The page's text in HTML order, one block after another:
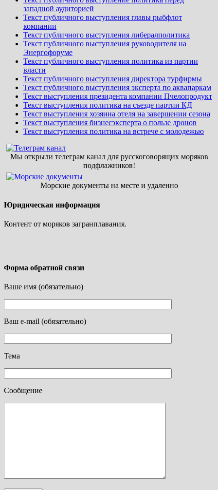
западной аудиторией
Текст публичного выступления главы рыбфлот
компании
Текст публичного выступления либералполитика
Текст публичного выступления руководителя на
Энергофоруме
Текст публичного выступления политика из партии
власти
Текст публичного выступления директора турфирмы
Текст публичного выступления эксперта по аквапаркам
Текст выступления президента компании Пчелопродукт
Текст выступления политика на съезде партии КД
Текст выступления хозяина отеля на завершении сезона
Текст выступления бизнесэксперта о пользе дронов
Текст выступления политика на встрече с молодежью
Мы открыли телеграм канал для русскоговорящих моряков
подфлажников!
Морские документы на месте и удаленно
Юридическая информация
Контент от моряков загранплавания.
Форма обратной связи
Ваше имя (обязательно)
Ваш e-mail (обязательно)
Тема
Сообщение